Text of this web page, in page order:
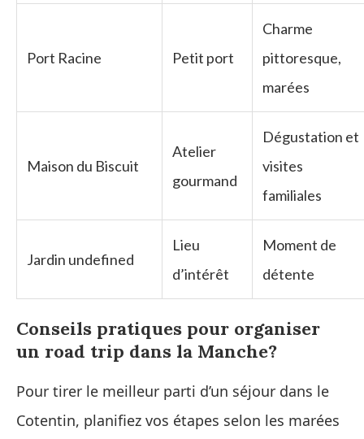
Port Racine Petit port
Charme
pittoresque,
marées
Maison du Biscuit
Atelier
gourmand
Dégustation et
visites
familiales
Jardin undefined
Lieu
d’intérêt
Moment de
détente
Conseils pratiques pour organiser
un road trip dans la Manche?
Pour tirer le meilleur parti d’un séjour dans le
Cotentin, planifiez vos étapes selon les marées